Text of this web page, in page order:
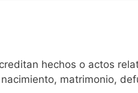
hechos o actos
matrimonio,